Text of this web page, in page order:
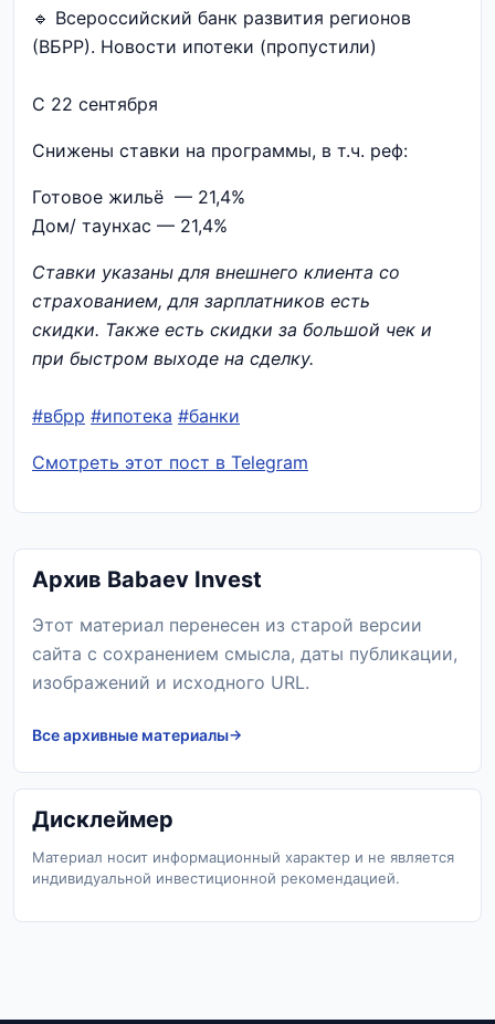
🔹 Всероссийский банк развития регионов
(ВБРР). Новости ипотеки (пропустили)
С 22 сентября
Снижены ставки на программы, в т.ч. реф:
Готовое жильё — 21,4%
Дом/ таунхаc — 21,4%
Ставки указаны для внешнего клиента со
страхованием, для зарплатников есть
скидки. Также есть скидки за большой чек и
при быстром выходе на сделку.
#вбрр #ипотека #банки
Смотреть этот пост в Telegram
Архив Babaev Invest
Этот материал перенесен из старой версии
сайта с сохранением смысла, даты публикации,
изображений и исходного URL.
Все архивные материалы
Дисклеймер
Материал носит информационный характер и не является
индивидуальной инвестиционной рекомендацией.